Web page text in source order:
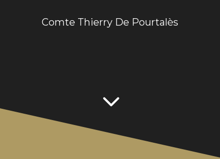
Comte Thierry De Pourtalès
3